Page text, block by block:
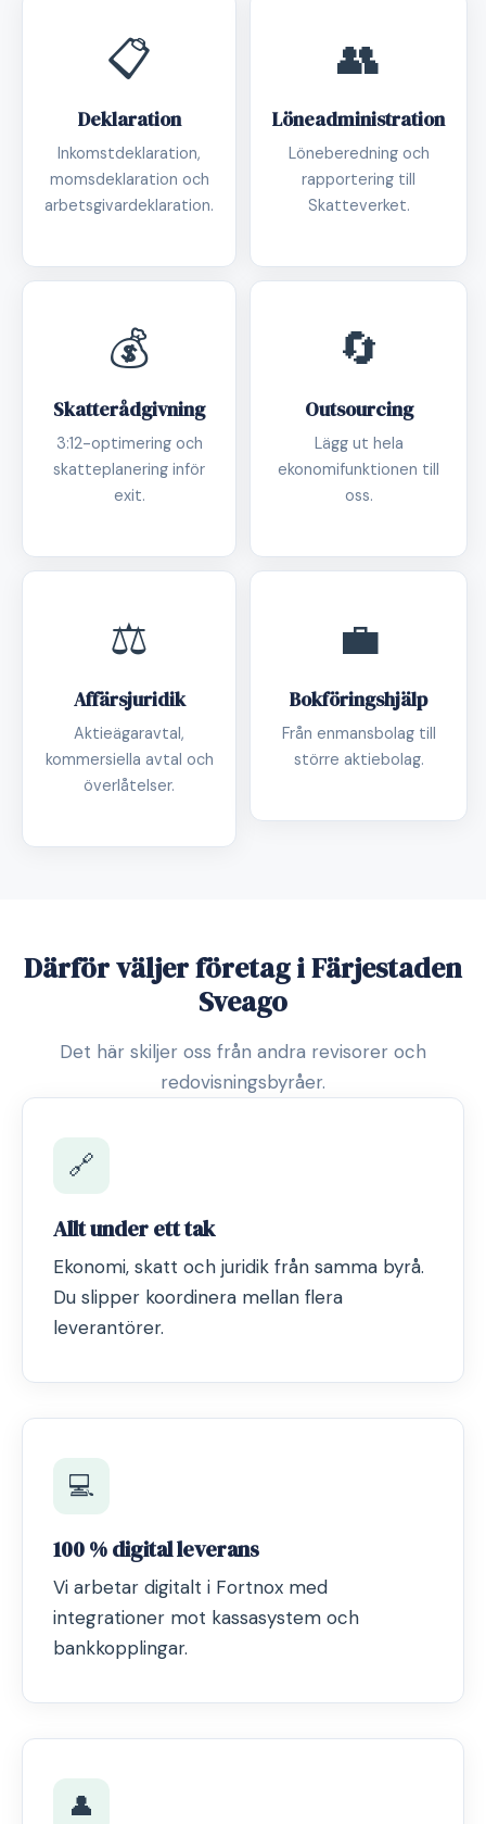
📋
Deklaration
Inkomstdeklaration,
momsdeklaration och
arbetsgivardeklaration.
👥
Löneadministration
Löneberedning och
rapportering till
Skatteverket.
💰
Skatterådgivning
3:12-optimering och
skatteplanering inför
exit.
🔄
Outsourcing
Lägg ut hela
ekonomifunktionen till
oss.
⚖️
Affärsjuridik
Aktieägaravtal,
kommersiella avtal och
överlåtelser.
💼
Bokföringshjälp
Från enmansbolag till
större aktiebolag.
Därför väljer företag i Färjestaden
Sveago
Det här skiljer oss från andra revisorer och
redovisningsbyråer.
🔗
Allt under ett tak
Ekonomi, skatt och juridik från samma byrå.
Du slipper koordinera mellan flera
leverantörer.
💻
100 % digital leverans
Vi arbetar digitalt i Fortnox med
integrationer mot kassasystem och
bankkopplingar.
👤